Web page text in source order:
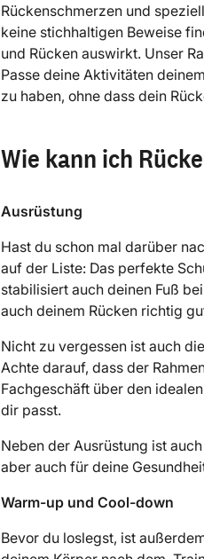
Rückenschmerzen und
keine stichhaltigen Beweise
und Rücken auswirkt. Unser
Passe deine Aktivitäten
zu haben, ohne dass dein
Wie kann ich
Ausrüstung
Hast du schon mal darüber
auf der Liste: Das perfekte
stabilisiert auch deinen Fuß
auch deinem Rücken richtig
Nicht zu vergessen ist auch
Achte darauf, dass der
Fachgeschäft über den
dir passt.
Neben der Ausrüstung ist
aber auch für deine
Warm-up und Cool-down
Bevor du loslegst, ist